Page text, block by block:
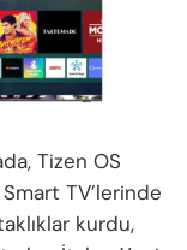
Tizen OS
TV’lerinde
kurdu,